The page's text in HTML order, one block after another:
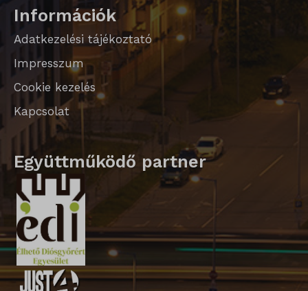
Információk
Adatkezelési tájékoztató
Impresszum
Cookie kezelés
Kapcsolat
Együttműködő partner